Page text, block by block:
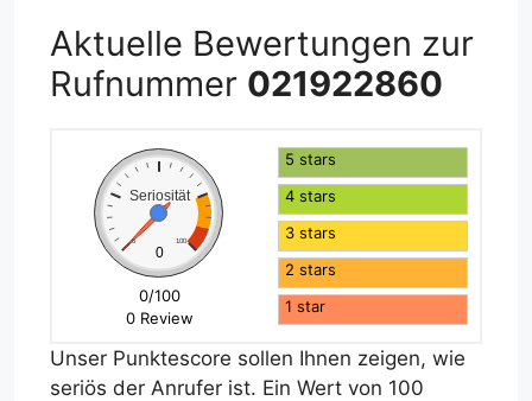
Aktuelle Bewertungen zur
Rufnummer 021922860
Seriosität
0 100
0
0/100
0 Review
5 stars
4 stars
3 stars
2 stars
1 star
Unser Punktescore sollen Ihnen zeigen, wie
seriös der Anrufer ist. Ein Wert von 100